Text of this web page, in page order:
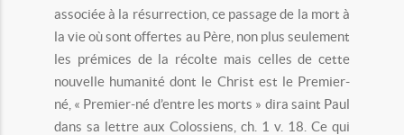
associée à la résurrection, ce passage de la mort à
la vie où sont offertes au Père, non plus seulement
les prémices de la récolte mais celles de cette
nouvelle humanité dont le Christ est le Premier-
né, « Premier-né d’entre les morts » dira saint Paul
dans sa lettre aux Colossiens, ch. 1 v. 18. Ce qui